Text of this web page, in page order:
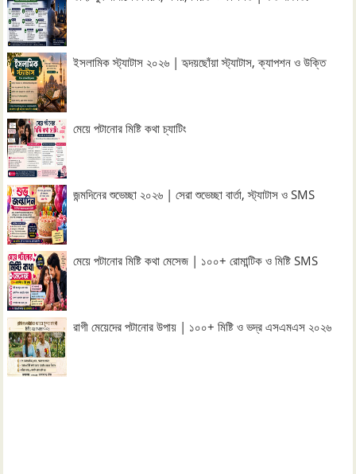
ইসলামিক স্ট্যাটাস ২০২৬ | হৃদয়ছোঁয়া স্ট্যাটাস, ক্যাপশন ও উক্তি
মেয়ে পটানোর মিষ্টি কথা চ্যাটিং
জন্মদিনের শুভেচ্ছা ২০২৬ | সেরা শুভেচ্ছা বার্তা, স্ট্যাটাস ও SMS
মেয়ে পটানোর মিষ্টি কথা মেসেজ | ১০০+ রোমান্টিক ও মিষ্টি SMS
রাগী মেয়েদের পটানোর উপায় | ১০০+ মিষ্টি ও ভদ্র এসএমএস ২০২৬